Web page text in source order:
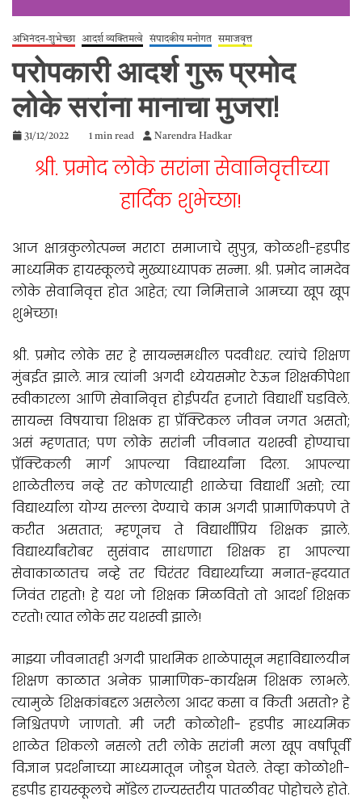
अभिनंदन-शुभेच्छा आदर्श व्यक्तिमत्वे संपादकीय मनोगत समाजवृत्त
परोपकारी आदर्श गुरू प्रमोद
लोके सरांना मानाचा मुजरा!
31/12/2022 1 min read Narendra Hadkar
श्री. प्रमोद लोके सरांना सेवानिवृत्तीच्या
हार्दिक शुभेच्छा!
आज क्षात्रकुलोत्पन्न मराठा समाजाचे सुपुत्र, कोळशी-हडपीड
माध्यमिक हायस्कूलचे मुख्याध्यापक सन्मा. श्री. प्रमोद नामदेव
लोके सेवानिवृत्त होत आहेत; त्या निमित्ताने आमच्या खूप खूप
शुभेच्छा!
श्री. प्रमोद लोके सर हे सायन्समधील पदवीधर. त्यांचे शिक्षण
मुंबईत झाले. मात्र त्यांनी अगदी ध्येयसमोर ठेऊन शिक्षकीपेशा
स्वीकारला आणि सेवानिवृत्त होईपर्यंत हजारो विद्यार्थी घडविले.
सायन्स विषयाचा शिक्षक हा प्रॅक्टिकल जीवन जगत असतो;
असं म्हणतात; पण लोके सरांनी जीवनात यशस्वी होण्याचा
प्रॅक्टिकली मार्ग आपल्या विद्यार्थ्यांना दिला. आपल्या
शाळेतीलच नव्हे तर कोणत्याही शाळेचा विद्यार्थी असो; त्या
विद्यार्थ्याला योग्य सल्ला देण्याचे काम अगदी प्रामाणिकपणे ते
करीत असतात; म्हणूनच ते विद्यार्थीप्रिय शिक्षक झाले.
विद्यार्थ्यांबरोबर सुसंवाद साधणारा शिक्षक हा आपल्या
सेवाकाळातच नव्हे तर चिरंतर विद्यार्थ्यांच्या मनात-हृदयात
जिवंत राहतो! हे यश जो शिक्षक मिळवितो तो आदर्श शिक्षक
ठरतो! त्यात लोके सर यशस्वी झाले!
माझ्या जीवनातही अगदी प्राथमिक शाळेपासून महाविद्यालयीन
शिक्षण काळात अनेक प्रामाणिक-कार्यक्षम शिक्षक लाभले.
त्यामुळे शिक्षकांबद्दल असलेला आदर कसा व किती असतो? हे
निश्चितपणे जाणतो. मी जरी कोळोशी- हडपीड माध्यमिक
शाळेत शिकलो नसलो तरी लोके सरांनी मला खूप वर्षांपूर्वी
विज्ञान प्रदर्शनाच्या माध्यमातून जोडून घेतले. तेव्हा कोळोशी-
हडपीड हायस्कूलचे मॉडेल राज्यस्तरीय पातळीवर पोहोचले होते.